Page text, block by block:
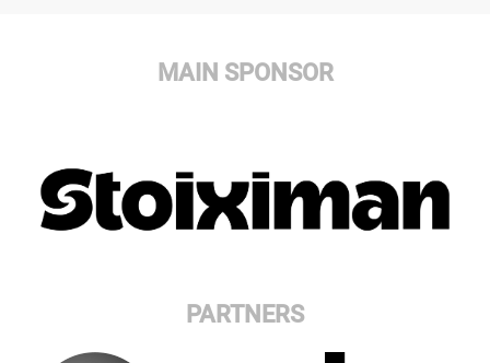
MAIN SPONSOR
PARTNERS